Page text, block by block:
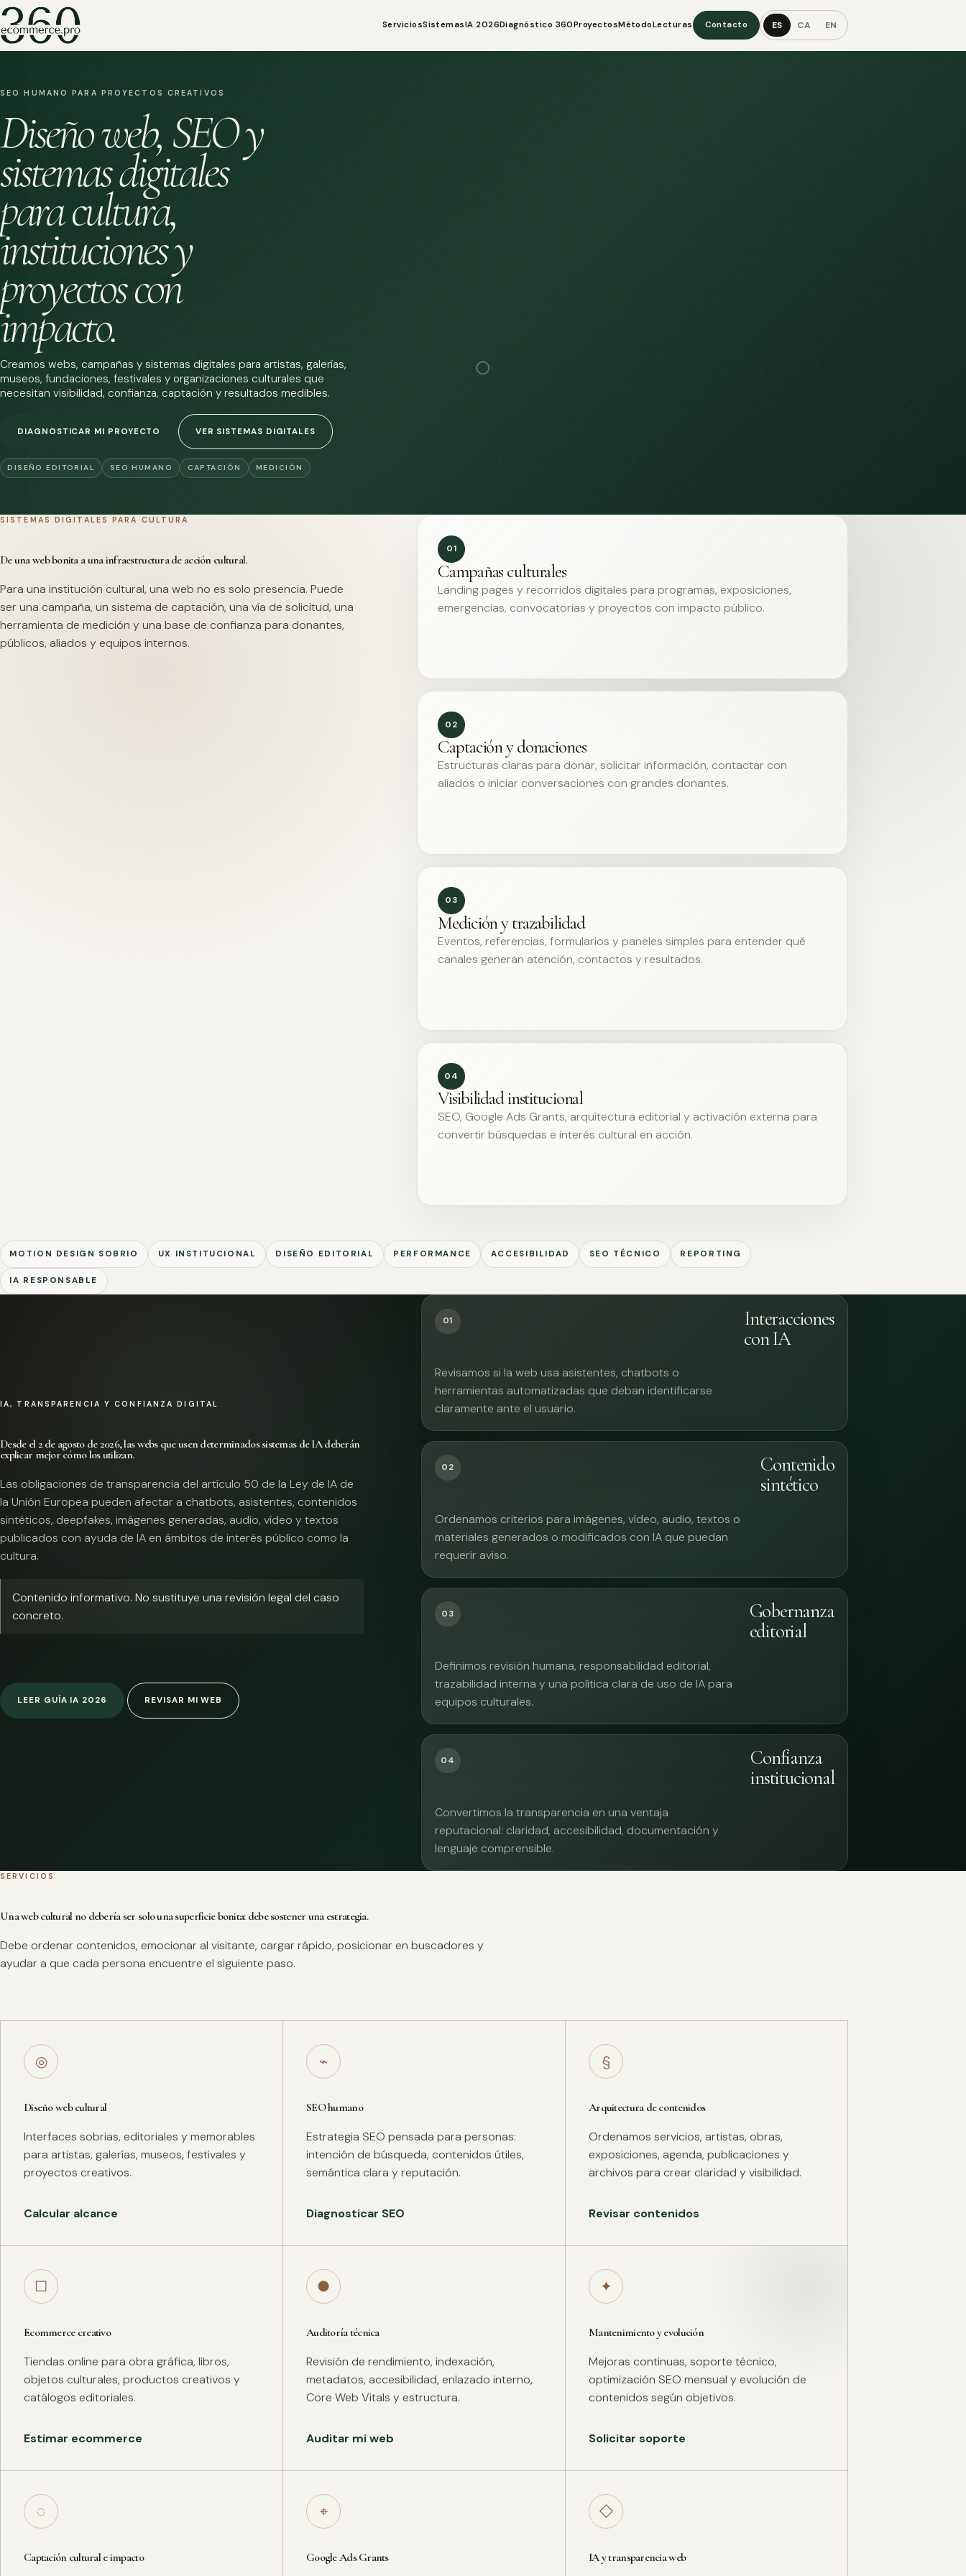
ServiciosSistemasIA 2026Diagnóstico 360ProyectosMétodoLecturas Contacto ES CA EN
SEO HUMANO PARA PROYECTOS CREATIVOS
Diseño web, SEO y
sistemas digitales
para cultura,
instituciones y
proyectos con
impacto.
Creamos webs, campañas y sistemas digitales para artistas, galerías,
museos, fundaciones, festivales y organizaciones culturales que
necesitan visibilidad, confianza, captación y resultados medibles.
DIAGNOSTICAR MI PROYECTO VER SISTEMAS DIGITALES
DISEÑO EDITORIAL SEO HUMANO CAPTACIÓN MEDICIÓN
SISTEMAS DIGITALES PARA CULTURA
De una web bonita a una infraestructura de acción cultural.
Para una institución cultural, una web no es solo presencia. Puede
ser una campaña, un sistema de captación, una vía de solicitud, una
herramienta de medición y una base de confianza para donantes,
públicos, aliados y equipos internos.
01
Campañas culturales
Landing pages y recorridos digitales para programas, exposiciones,
emergencias, convocatorias y proyectos con impacto público.
02
Captación y donaciones
Estructuras claras para donar, solicitar información, contactar con
aliados o iniciar conversaciones con grandes donantes.
03
Medición y trazabilidad
Eventos, referencias, formularios y paneles simples para entender qué
canales generan atención, contactos y resultados.
04
Visibilidad institucional
SEO, Google Ads Grants, arquitectura editorial y activación externa para
convertir búsquedas e interés cultural en acción.
MOTION DESIGN SOBRIO UX INSTITUCIONAL DISEÑO EDITORIAL PERFORMANCE ACCESIBILIDAD SEO TÉCNICO REPORTING
IA RESPONSABLE
IA, TRANSPARENCIA Y CONFIANZA DIGITAL
Desde el 2 de agosto de 2026, las webs que usen determinados sistemas de IA deberán
explicar mejor cómo los utilizan.
Las obligaciones de transparencia del artículo 50 de la Ley de IA de
la Unión Europea pueden afectar a chatbots, asistentes, contenidos
sintéticos, deepfakes, imágenes generadas, audio, vídeo y textos
publicados con ayuda de IA en ámbitos de interés público como la
cultura.
Contenido informativo. No sustituye una revisión legal del caso
concreto.
LEER GUÍA IA 2026 REVISAR MI WEB
01
Interacciones
con IA
Revisamos si la web usa asistentes, chatbots o
herramientas automatizadas que deban identificarse
claramente ante el usuario.
02
Contenido
sintético
Ordenamos criterios para imágenes, vídeo, audio, textos o
materiales generados o modificados con IA que puedan
requerir aviso.
03
Gobernanza
editorial
Definimos revisión humana, responsabilidad editorial,
trazabilidad interna y una política clara de uso de IA para
equipos culturales.
04
Confianza
institucional
Convertimos la transparencia en una ventaja
reputacional: claridad, accesibilidad, documentación y
lenguaje comprensible.
SERVICIOS
Una web cultural no debería ser solo una superficie bonita: debe sostener una estrategia.
Debe ordenar contenidos, emocionar al visitante, cargar rápido, posicionar en buscadores y
ayudar a que cada persona encuentre el siguiente paso.
◎
Diseño web cultural
Interfaces sobrias, editoriales y memorables
para artistas, galerías, museos, festivales y
proyectos creativos.
Calcular alcance
⌁
SEO humano
Estrategia SEO pensada para personas:
intención de búsqueda, contenidos útiles,
semántica clara y reputación.
Diagnosticar SEO
§
Arquitectura de contenidos
Ordenamos servicios, artistas, obras,
exposiciones, agenda, publicaciones y
archivos para crear claridad y visibilidad.
Revisar contenidos
□
Ecommerce creativo
Tiendas online para obra gráfica, libros,
objetos culturales, productos creativos y
catálogos editoriales.
Estimar ecommerce
●
Auditoría técnica
Revisión de rendimiento, indexación,
metadatos, accesibilidad, enlazado interno,
Core Web Vitals y estructura.
Auditar mi web
✦
Mantenimiento y evolución
Mejoras continuas, soporte técnico,
optimización SEO mensual y evolución de
contenidos según objetivos.
Solicitar soporte
◌
Captación cultural e impacto
⌖
Google Ads Grants
◇
IA y transparencia web